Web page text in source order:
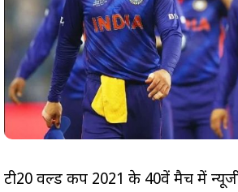
टी20 वर्ल्ड कप 2021 के 40वें मैच में